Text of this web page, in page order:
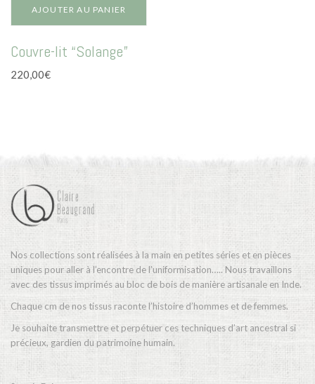
AJOUTER AU PANIER
Couvre-lit “Solange”
220,00€
Nos collections sont réalisées à la main en petites séries et en pièces
uniques pour aller à l’encontre de l’uniformisation….. Nous travaillons
avec des tissus imprimés au bloc de bois de manière artisanale en Inde.
Chaque cm de nos tissus raconte l’histoire d’hommes et de femmes.
Je souhaite transmettre et perpétuer ces techniques d’art ancestral si
précieux, gardien du patrimoine humain.